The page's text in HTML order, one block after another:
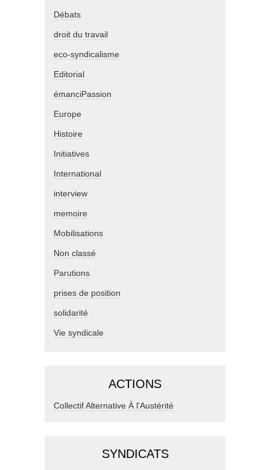
Débats
droit du travail
eco-syndicalisme
Editorial
émanciPassion
Europe
Histoire
Initiatives
International
interview
memoire
Mobilisations
Non classé
Parutions
prises de position
solidarité
Vie syndicale
ACTIONS
Collectif Alternative À l'Austérité
SYNDICATS